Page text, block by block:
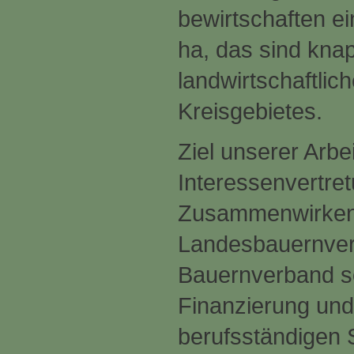
bewirtschaften
ha, das sind
Kreisgebietes.
Ziel unserer
Bauernverband
Finanzierung
berufsständigen